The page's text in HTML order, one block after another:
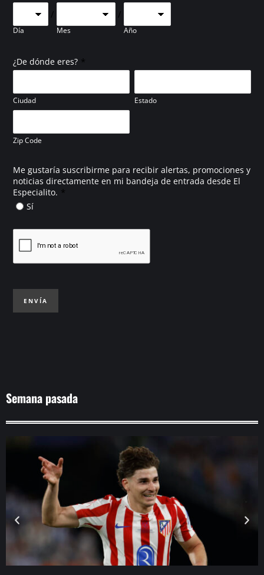
Día
/
Mes
/
Año
¿De dónde eres? *
Ciudad Estado
Zip Code
Me gustaría suscribirme para recibir alertas, promociones y
noticias directamente en mi bandeja de entrada desde El
Especialito. *
Sí
ENVÍA
Semana pasada